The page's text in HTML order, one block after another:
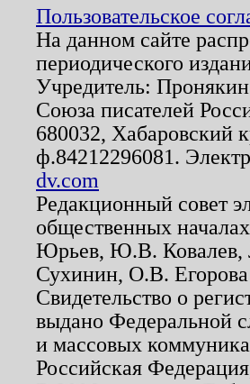
Пользовательское
На данном сайте
периодического
Учредитель:
Союза писателей
680032, Хабаровский
ф.84212296081.
dv.com
Редакционный совет
общественных
Юрьев, Ю.В.
Сухинин, О.В. Егорова
Свидетельство о
выдано Федеральной
и массовых
Российская